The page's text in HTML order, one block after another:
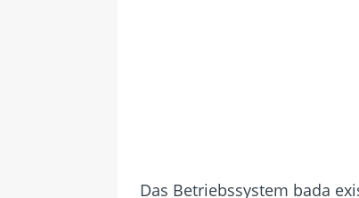
Das Betriebssystem bada